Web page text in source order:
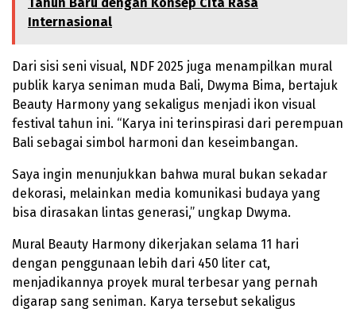
Internasional
Dari sisi seni visual, NDF 2025 juga menampilkan mural
publik karya seniman muda Bali, Dwyma Bima, bertajuk
Beauty Harmony yang sekaligus menjadi ikon visual
festival tahun ini. “Karya ini terinspirasi dari perempuan
Bali sebagai simbol harmoni dan keseimbangan.
Saya ingin menunjukkan bahwa mural bukan sekadar
dekorasi, melainkan media komunikasi budaya yang
bisa dirasakan lintas generasi,” ungkap Dwyma.
Mural Beauty Harmony dikerjakan selama 11 hari
dengan penggunaan lebih dari 450 liter cat,
menjadikannya proyek mural terbesar yang pernah
digarap sang seniman. Karya tersebut sekaligus